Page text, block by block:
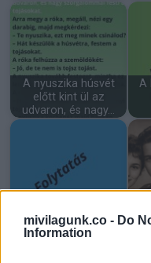
mivilagunk.co - Do
Information
A nyuszika húsvét
előtt kint ül az
udvaron, és nagy…
A
a húgom fiát, mintha
a sajátom…